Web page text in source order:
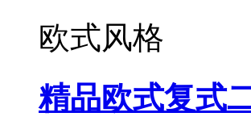
欧式风格
精品欧式复式